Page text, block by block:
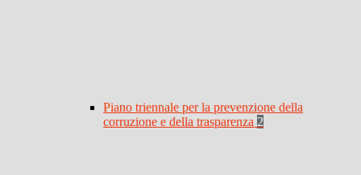
Piano triennale per la prevenzione della
corruzione e della trasparenza 2